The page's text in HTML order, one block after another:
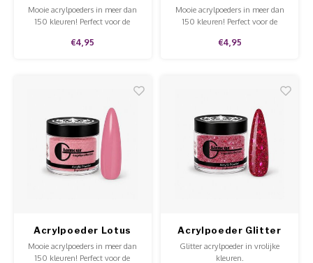
Bulgarian Rose
Mooie acrylpoeders in meer dan
150 kleuren! Perfect voor de
gebruik in de salon. Goede
€4,95
Green
Mooie acrylpoeders in meer dan
150 kleuren! Perfect voor de
gebruik in de salon. Goede
€4,95
Acrylpoeder Lotus
Mooie acrylpoeders in meer dan
150 kleuren! Perfect voor de
Acrylpoeder Glitter
Glamified
Glitter acrylpoeder in vrolijke
kleuren.